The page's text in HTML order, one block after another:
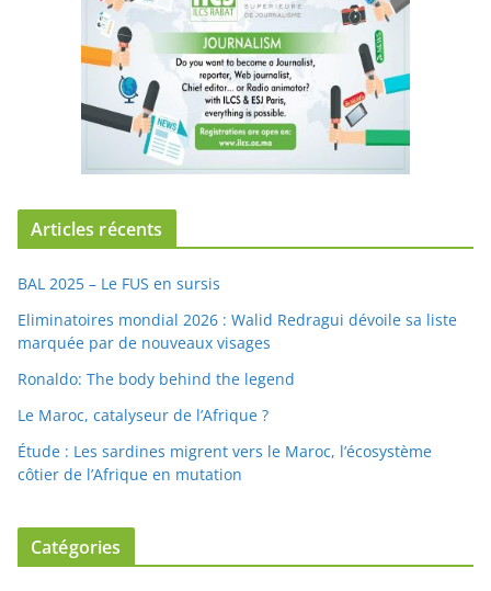
Articles récents
BAL 2025 – Le FUS en sursis
Eliminatoires mondial 2026 : Walid Redragui dévoile sa liste
marquée par de nouveaux visages
Ronaldo: The body behind the legend
Le Maroc, catalyseur de l’Afrique ?
Étude : Les sardines migrent vers le Maroc, l’écosystème
côtier de l’Afrique en mutation
Catégories